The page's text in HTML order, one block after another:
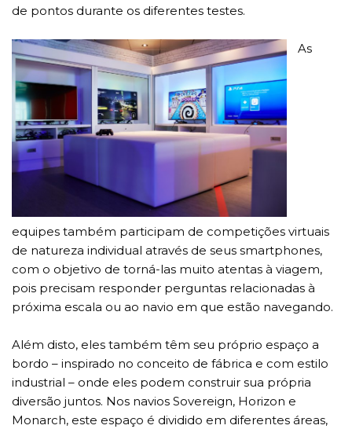
de pontos durante os diferentes testes.
As
equipes também participam de competições virtuais
de natureza individual através de seus smartphones,
com o objetivo de torná-las muito atentas à viagem,
pois precisam responder perguntas relacionadas à
próxima escala ou ao navio em que estão navegando.
Além disto, eles também têm seu próprio espaço a
bordo – inspirado no conceito de fábrica e com estilo
industrial – onde eles podem construir sua própria
diversão juntos. Nos navios Sovereign, Horizon e
Monarch, este espaço é dividido em diferentes áreas,